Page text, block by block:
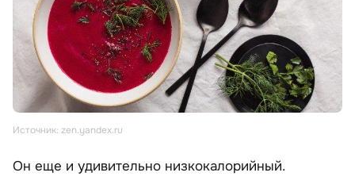
Источник: zen.yandex.ru
Он еще и удивительно низкокалорийный.